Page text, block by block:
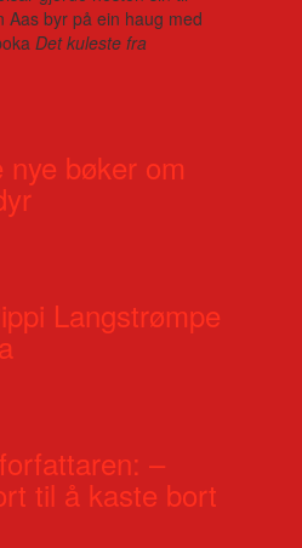
Aas byr på ein haug med
Det kuleste fra
bøker om
Langstrømpe
–
til å kaste bort